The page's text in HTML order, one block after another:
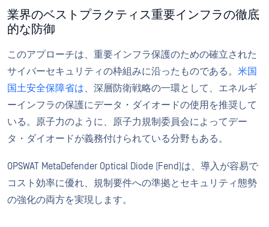
業界のベストプラクティス重要インフラの徹底
的な防御
このアプローチは、重要インフラ保護のための確立された
サイバーセキュリティの枠組みに沿ったものである。 米国
国土安全保障省は、深層防衛戦略の一環として、エネルギ
ーインフラの保護にデータ・ダイオードの使用を推奨して
いる。原子力のように、原子力規制委員会によってデー
タ・ダイオードが義務付けられている分野もある。
OPSWAT MetaDefender Optical Diode (Fend)は、導入が容易で
コスト効率に優れ、規制要件への準拠とセキュリティ態勢
の強化の両方を実現します。